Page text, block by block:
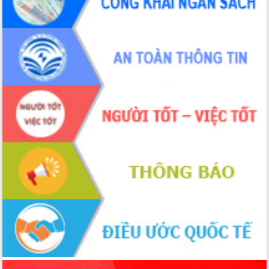
món ăn từ sầu riêng
Đắk Lắk công bố Quy hoạch và xúc
tiến đầu tư tỉnh
Ngành cá ngừ Đắk Lắk chủ động thích
ứng để giữ vững thị trường xuất khẩu
Diễn đàn Kinh tế tư nhân Việt Nam đột
phá cơ chế - Hợp tác công tư
Đề án 06 tạo bước ngoặt đột phá trong
cải cách hành chính tỉnh Đắk Lắk
Kết nối tour, đẩy mạnh chuyển đổi số
để phát triển du lịch Đắk Lắk
Khởi động Dự án Đầu tư xây dựng hạ
tầng kỹ thuật Cụm công nghiệp Tân
Tiến
Gặp mặt các cơ quan báo chí nhân Kỷ
niệm 101 năm Ngày Báo chí Cách
mạng Việt Nam
Đắk Lắk sơ kết 4 năm triển khai thực
hiện Đề án 06 của Chính phủ
Họp báo thông tin về Hội nghị Công bố